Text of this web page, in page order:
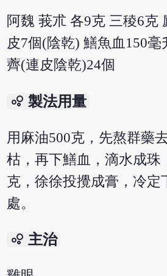
阿魏 莪朮 各9克 三稜6克
皮7個(陰乾) 鱔魚血150毫
薺(連皮陰乾)24個
bubble_chart 製法用量
用麻油500克，先熬群藥
枯，再下鱔血，滴水成珠
克，徐徐投攪成膏，冷定
處。
bubble_chart 主治